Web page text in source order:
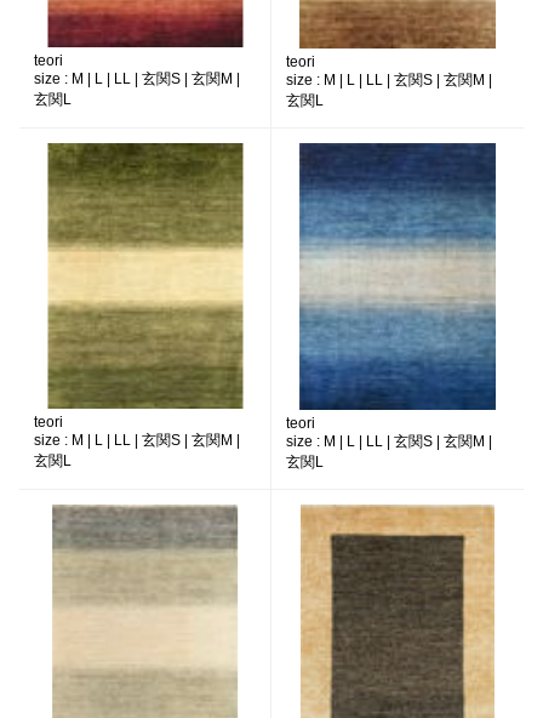
teori
size : M | L | LL | 玄関S | 玄関M |
玄関L
teori
size : M | L | LL | 玄関S | 玄関M |
玄関L
teori
size : M | L | LL | 玄関S | 玄関M |
玄関L
teori
size : M | L | LL | 玄関S | 玄関M |
玄関L